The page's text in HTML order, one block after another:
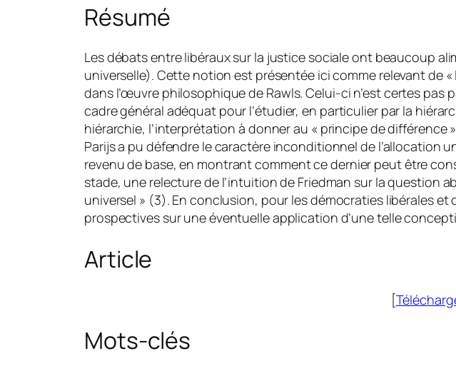
Résumé
Les débats entre libéraux sur la justice sociale ont beaucoup
universelle). Cette notion est présentée ici comme relevant de
dans l’œuvre philosophique de Rawls. Celui-ci n’est certes pas
cadre général adéquat pour l’étudier, en particulier par la
hiérarchie, l’interprétation à donner au « principe de différence
Parijs a pu défendre le caractère inconditionnel de l’allocation
revenu de base, en montrant comment ce dernier peut être
stade, une relecture de l’intuition de Friedman sur la question
universel » (3). En conclusion, pour les démocraties libérales
prospectives sur une éventuelle application d’une telle
Article
[
Mots-clés